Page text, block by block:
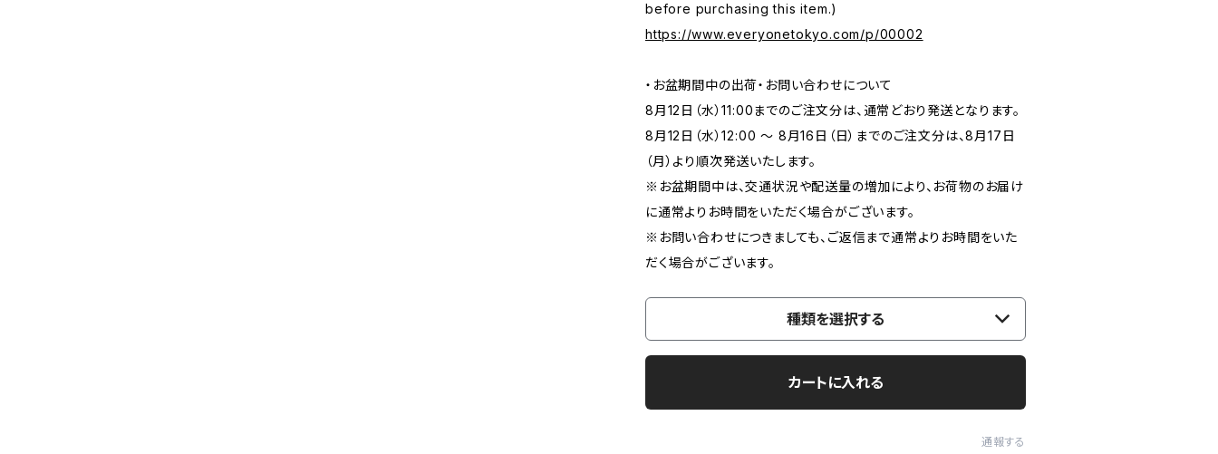
before purchasing this item.)
https://www.everyonetokyo.com/p/00002
・お盆期間中の出荷・お問い合わせについて
8月12日（水）11:00までのご注文分は、通常どおり発送となります。
8月12日（水）12:00 ～ 8月16日（日）までのご注文分は、8月17日
（月）より順次発送いたします。
※お盆期間中は、交通状況や配送量の増加により、お荷物のお届け
に通常よりお時間をいただく場合がございます。
※お問い合わせにつきましても、ご返信まで通常よりお時間をいた
だく場合がございます。
種類を選択する
カートに入れる
通報する